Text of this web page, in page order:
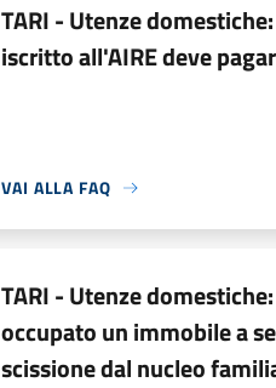
TARI - Utenze
iscritto all'AIRE deve
VAI ALLA FAQ
TARI - Utenze
occupato un immobile a
scissione dal nucleo